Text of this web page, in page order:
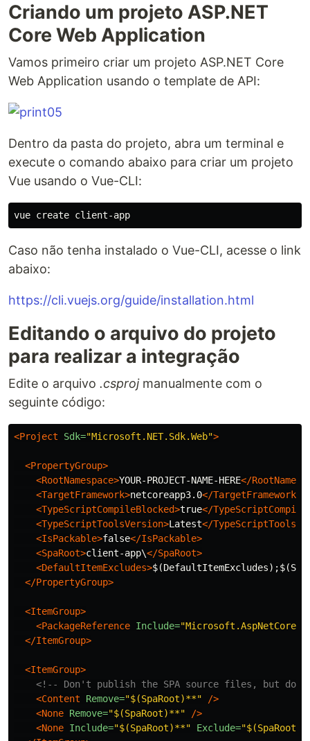
Criando um projeto ASP.NET
Core Web Application
Vamos primeiro criar um projeto ASP.NET Core
Web Application usando o template de API:
Dentro da pasta do projeto, abra um terminal e
execute o comando abaixo para criar um projeto
Vue usando o Vue-CLI:
Caso não tenha instalado o Vue-CLI, acesse o link
abaixo:
https://cli.vuejs.org/guide/installation.html
Editando o arquivo do projeto
para realizar a integração
Edite o arquivo .csprojmanualmente com o
seguinte código:
<Project Sdk="Microsoft.NET.Sdk.Web">
<PropertyGroup>
<RootNamespace>YOUR-PROJECT-NAME-HERE</
<TargetFramework>netcoreapp3.0</TargetFramework>
<TypeScriptCompileBlocked>true</
<TypeScriptToolsVersion>Latest</
<IsPackable>false</IsPackable>
<SpaRoot>client-app\</SpaRoot>
<DefaultItemExcludes>
</PropertyGroup>
<ItemGroup>
<PackageReference Include=
</ItemGroup>
<ItemGroup>
<!-- Don't publish the SPA source files, but do
<Content
Remove="$(SpaRoot)**"
/>
<None Remove="$(SpaRoot)**"
/>
<None Include="$(SpaRoot)**" Exclude=